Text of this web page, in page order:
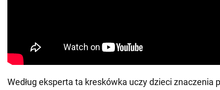
Według eksperta ta kreskówka uczy dzieci znaczenia